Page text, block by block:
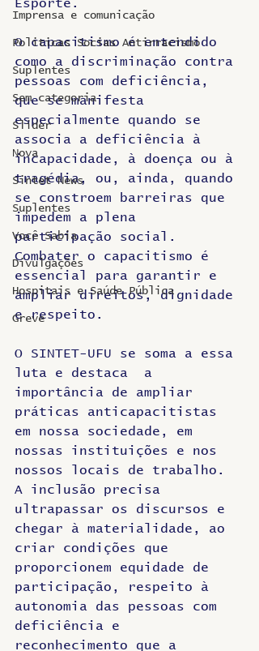
Imprensa e comunicação
Politicas Socias Antirracismo
Suplentes
Sem categoria
Slider
Nova
Sintet News
Suplentes
Você Sabia
Divulgações
Hospitais e Saúde Pública
Greve
Esporte.
O capacitismo é entendido
como a discriminação contra
pessoas com deficiência,
que se manifesta
especialmente quando se
associa a deficiência à
incapacidade, à doença ou à
tragédia, ou, ainda, quando
se constroem barreiras que
impedem a plena
participação social.
Combater o capacitismo é
essencial para garantir e
ampliar direitos, dignidade
e respeito.
O SINTET-UFU se soma a essa
luta e destaca  a
importância de ampliar
práticas anticapacitistas
em nossa sociedade, em
nossas instituições e nos
nossos locais de trabalho.
A inclusão precisa
ultrapassar os discursos e
chegar à materialidade, ao
criar condições que
proporcionem equidade de
participação, respeito à
autonomia das pessoas com
deficiência e
reconhecimento que a